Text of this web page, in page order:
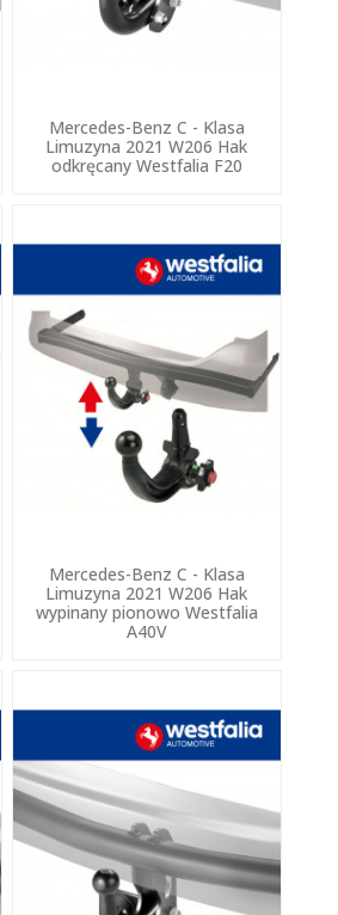
Mercedes-Benz C - Klasa
Limuzyna 2021 W206 Hak
odkręcany Westfalia F20
Mercedes-Benz C - Klasa
Limuzyna 2021 W206 Hak
wypinany pionowo Westfalia
A40V